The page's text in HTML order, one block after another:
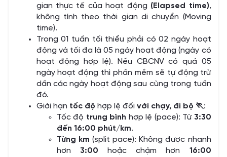
gian thực tế của hoạt động (Elapsed time),
không tính theo thời gian di chuyển (Moving
time).
Trong 01 tuần tối thiểu phải có 02 ngày hoạt
động và tối đa là 05 ngày hoạt động (ngày có
hoạt động hợp lệ). Nếu CBCNV có quá 05
ngày hoạt động thì phần mềm sẽ tự động trừ
dần các ngày hoạt động sau cùng trong tuần
đó.
Giới hạn tốc độ hợp lệ đối với chạy, đi bộ 🏃:
Tốc độ trung bình hợp lệ (pace): Từ 3:30
đến 16:00 phút/km.
Từng km (split pace): Không được nhanh
hơn 3:00 hoặc chậm hơn 16:00